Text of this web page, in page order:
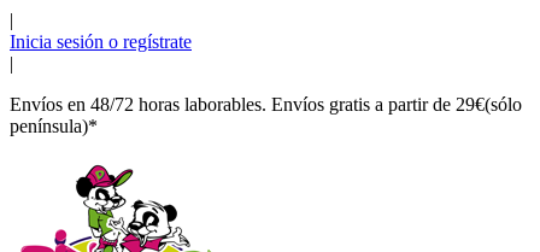
|
Inicia sesión o regístrate
|
Envíos en 48/72 horas laborables. Envíos gratis a partir de 29€(sólo
península)*